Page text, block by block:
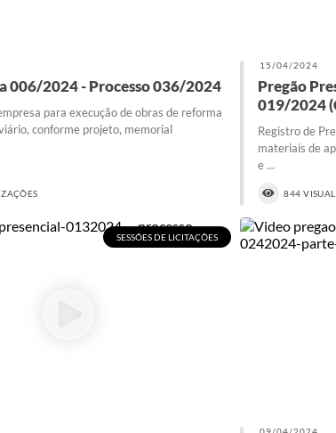
006/2024 - Processo 036/2024
para execução de obras de reforma
conforme projeto, memorial
15/04/2024
Pregão
019/2024
Registro de
materiais de
e ...
844
SESSÕES DE LICITAÇÕES